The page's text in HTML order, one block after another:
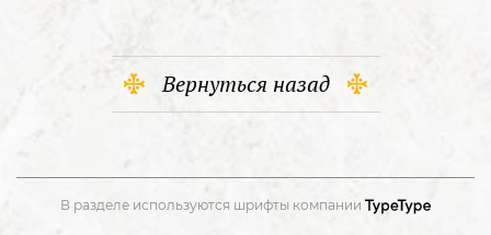
Вернуться назад
В разделе используются шрифты компании